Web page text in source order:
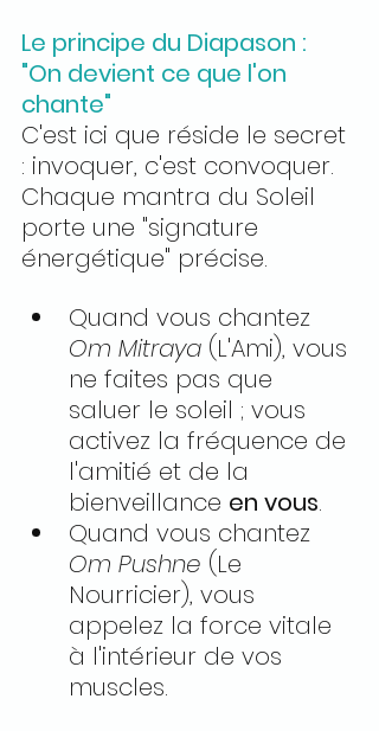
Le principe du Diapason :
"On devient ce que l'on
chante"
C'est ici que réside le secret
: invoquer, c'est convoquer.
Chaque mantra du Soleil
porte une "signature
énergétique" précise.
Quand vous chantez
Om Mitraya (L'Ami), vous
ne faites pas que
saluer le soleil ; vous
activez la fréquence de
l'amitié et de la
bienveillance en vous.
Quand vous chantez
Om Pushne (Le
Nourricier), vous
appelez la force vitale
à l'intérieur de vos
muscles.